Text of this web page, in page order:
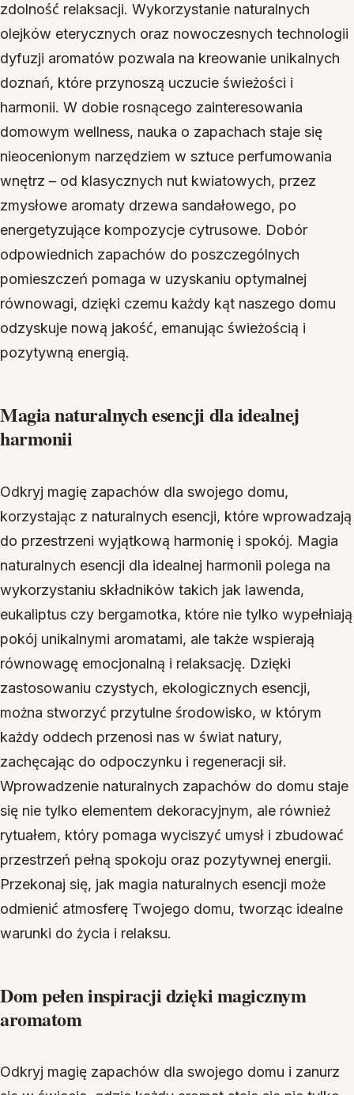
zdolność relaksacji. Wykorzystanie naturalnych
olejków eterycznych oraz nowoczesnych technologii
dyfuzji aromatów pozwala na kreowanie unikalnych
doznań, które przynoszą uczucie świeżości i
harmonii. W dobie rosnącego zainteresowania
domowym wellness, nauka o zapachach staje się
nieocenionym narzędziem w sztuce perfumowania
wnętrz – od klasycznych nut kwiatowych, przez
zmysłowe aromaty drzewa sandałowego, po
energetyzujące kompozycje cytrusowe. Dobór
odpowiednich zapachów do poszczególnych
pomieszczeń pomaga w uzyskaniu optymalnej
równowagi, dzięki czemu każdy kąt naszego domu
odzyskuje nową jakość, emanując świeżością i
pozytywną energią.
Magia naturalnych esencji dla idealnej
harmonii
Odkryj magię zapachów dla swojego domu,
korzystając z naturalnych esencji, które wprowadzają
do przestrzeni wyjątkową harmonię i spokój. Magia
naturalnych esencji dla idealnej harmonii polega na
wykorzystaniu składników takich jak lawenda,
eukaliptus czy bergamotka, które nie tylko wypełniają
pokój unikalnymi aromatami, ale także wspierają
równowagę emocjonalną i relaksację. Dzięki
zastosowaniu czystych, ekologicznych esencji,
można stworzyć przytulne środowisko, w którym
każdy oddech przenosi nas w świat natury,
zachęcając do odpoczynku i regeneracji sił.
Wprowadzenie naturalnych zapachów do domu staje
się nie tylko elementem dekoracyjnym, ale również
rytuałem, który pomaga wyciszyć umysł i zbudować
przestrzeń pełną spokoju oraz pozytywnej energii.
Przekonaj się, jak magia naturalnych esencji może
odmienić atmosferę Twojego domu, tworząc idealne
warunki do życia i relaksu.
Dom pełen inspiracji dzięki magicznym
aromatom
Odkryj magię zapachów dla swojego domu i zanurz